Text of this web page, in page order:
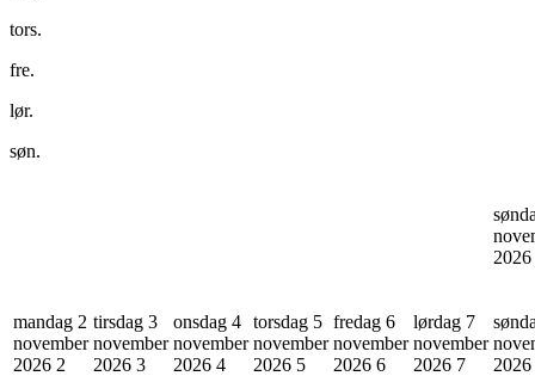
tors.
fre.
lør.
søn.
2026
mandag 2
november
2026 2
tirsdag 3
november
2026 3
onsdag 4
november
2026 4
torsdag 5
november
2026 5
fredag 6
november
2026 6
lørdag 7
november
2026 7
2026